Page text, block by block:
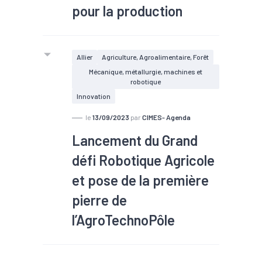
pour la production
Allier
Agriculture, Agroalimentaire, Forêt
Mécanique, métallurgie, machines et
robotique
Innovation
le 13/09/2023 par CIMES- Agenda
Lancement du Grand
défi Robotique Agricole
et pose de la première
pierre de
l’AgroTechnoPôle